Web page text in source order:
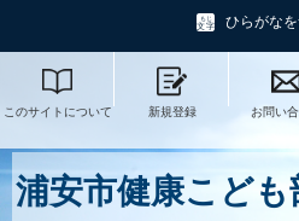
ひらがな
このサイトについて 新規登録 お問い
浦安市健康こど